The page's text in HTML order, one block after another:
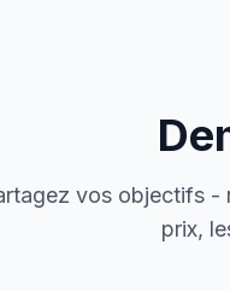
vos objectifs -
prix,